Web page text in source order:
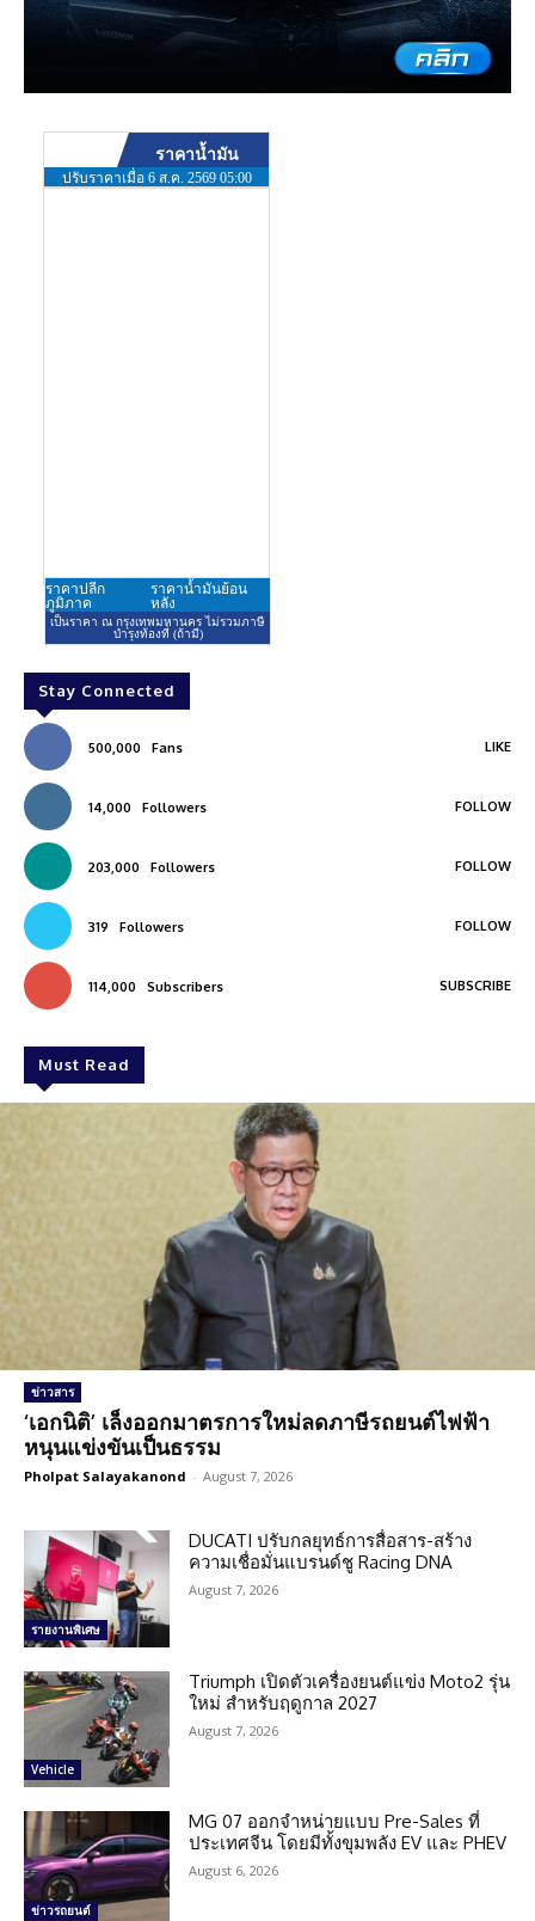
Stay Connected
500,000 Fans LIKE
14,000 Followers FOLLOW
203,000 Followers FOLLOW
319 Followers FOLLOW
114,000 Subscribers SUBSCRIBE
Must Read
ข่าวสาร
‘เอกนิติ’ เล็งออกมาตรการใหม่ลดภาษีรถยนต์ไฟฟ้า
หนุนแข่งขันเป็นธรรม
Pholpat Salayakanond - August 7, 2026
รายงานพิเศษ
DUCATI ปรับกลยุทธ์การสื่อสาร-สร้าง
ความเชื่อมั่นแบรนด์ชู Racing DNA
August 7, 2026
Vehicle
Triumph เปิดตัวเครื่องยนต์แข่ง Moto2 รุ่น
ใหม่ สำหรับฤดูกาล 2027
August 7, 2026
ข่าวรถยนต์
MG 07 ออกจำหน่ายแบบ Pre-Sales ที่
ประเทศจีน โดยมีทั้งขุมพลัง EV และ PHEV
August 6, 2026